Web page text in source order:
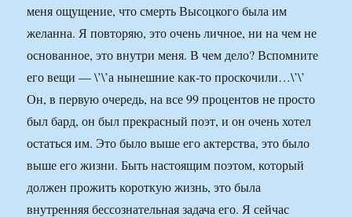
меня ощущение, что смерть Высоцкого была им
желанна. Я повторяю, это очень личное, ни на чем не
основанное, это внутри меня. В чем дело? Вспомните
его вещи — \’\’а нынешние как-то проскочили…\’\’
Он, в первую очередь, на все 99 процентов не просто
был бард, он был прекрасный поэт, и он очень хотел
остаться им. Это было выше его актерства, это было
выше его жизни. Быть настоящим поэтом, который
должен прожить короткую жизнь, это была
внутренняя бессознательная задача его. Я сейчас